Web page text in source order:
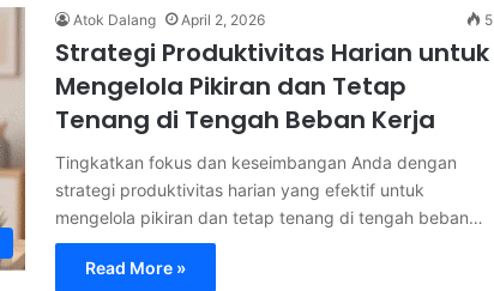
Atok Dalang April 2, 2026 5
Strategi Produktivitas Harian untuk
Mengelola Pikiran dan Tetap
Tenang di Tengah Beban Kerja
Tingkatkan fokus dan keseimbangan Anda dengan
strategi produktivitas harian yang efektif untuk
mengelola pikiran dan tetap tenang di tengah beban…
Read More »